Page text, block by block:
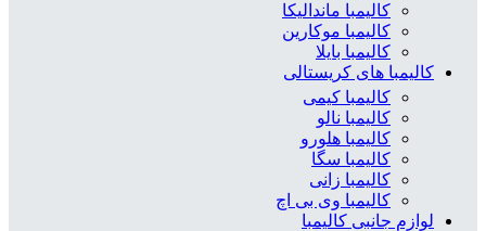
کالیمبا ماندالیکا
کالیمبا موکارین
کالیمبا بایلا
کالیمبا های کریستالی
کالیمبا کیمی
کالیمبا نالو
کالیمبا هلورو
کالیمبا سگا
کالیمبا زانی
کالیمبا وی بی اچ
لوازم جانبی کالیمبا